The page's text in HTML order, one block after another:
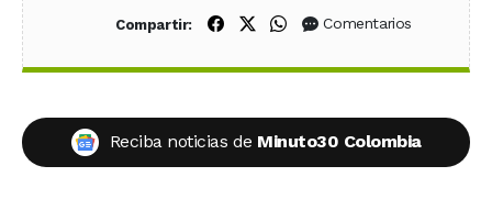
Compartir: Compartir en Facebook
Compartir en X (Twitter)
Compartir en WhatsApp
Comentarios
Reciba noticias de Minuto30 Colombia